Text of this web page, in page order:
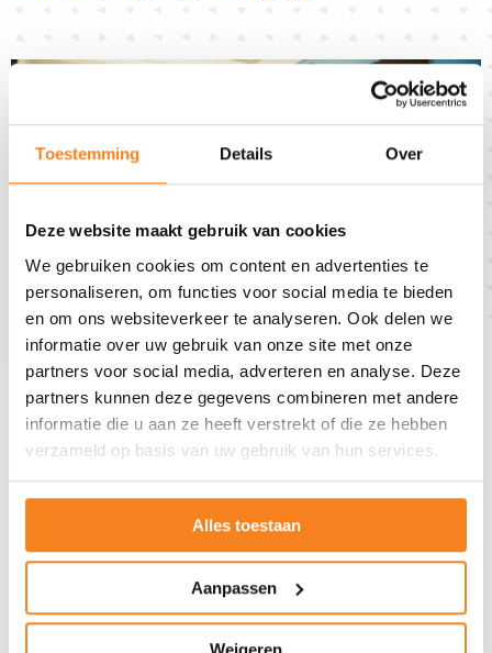
Toestemming Details Over
Deze website maakt gebruik van cookies
We gebruiken cookies om content en advertenties te
personaliseren, om functies voor social media te bieden
en om ons websiteverkeer te analyseren. Ook delen we
informatie over uw gebruik van onze site met onze
partners voor social media, adverteren en analyse. Deze
partners kunnen deze gegevens combineren met andere
informatie die u aan ze heeft verstrekt of die ze hebben
verzameld op basis van uw gebruik van hun services.
Alles toestaan
Aanpassen
Terug naar de homepage
Over JINC
Overig
Contact
Mariaplaats 21